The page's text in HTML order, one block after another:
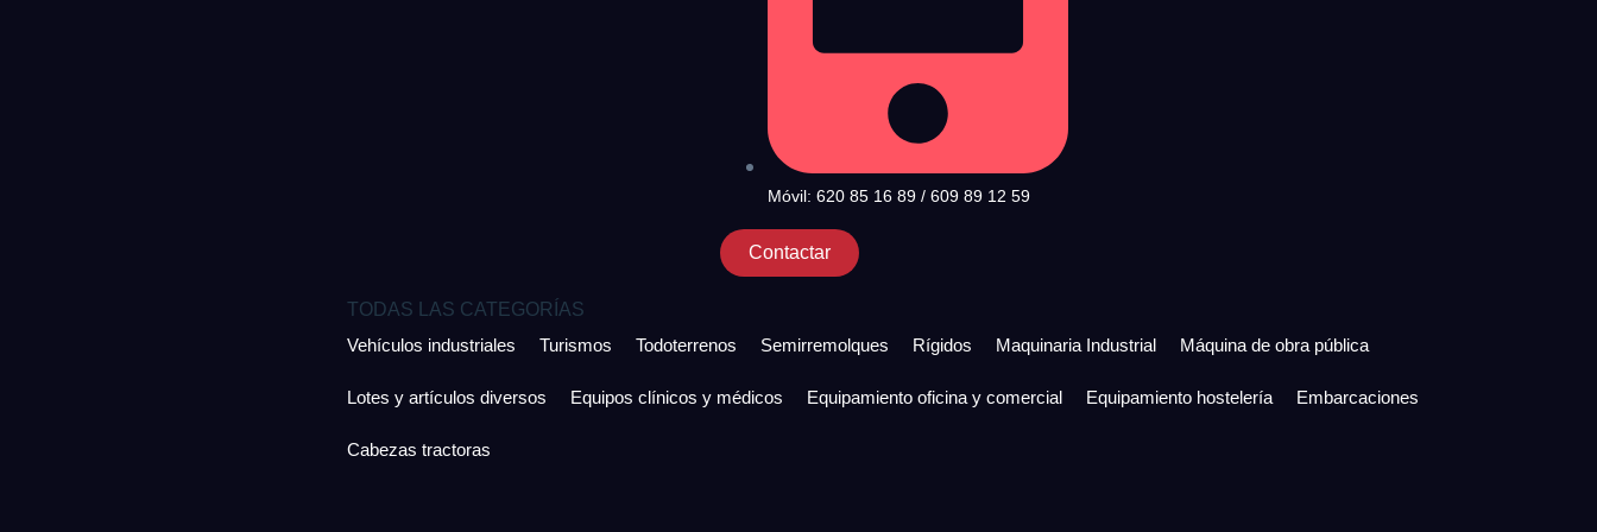
Móvil: 620 85 16 89 / 609 89 12 59
Contactar
TODAS LAS CATEGORÍAS
Vehículos industriales
Turismos Todoterrenos Semirremolques Rígidos Maquinaria Industrial Máquina de obra pública
Lotes y artículos diversos Equipos clínicos y médicos Equipamiento oficina y comercial Equipamiento hostelería Embarcaciones
Cabezas tractoras